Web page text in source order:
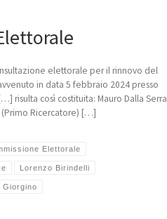
elettorale per il rinnovo del
in data 5 febbraio 2024 presso
risulta così costituita: Mauro Dalla Serra
(Primo Ricercatore) […]
Elettorale
Lorenzo Birindelli
Giorgino